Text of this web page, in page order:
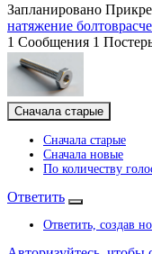
Запланировано
натяжение болтов
1 Сообщения 1
Сначала старые
Сначала старые
Сначала новые
По количеству
Ответить
Ответить, создав